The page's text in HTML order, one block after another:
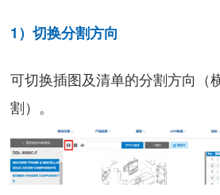
1）切换分割方向
可切换插图及清单的分割方向（
割）。